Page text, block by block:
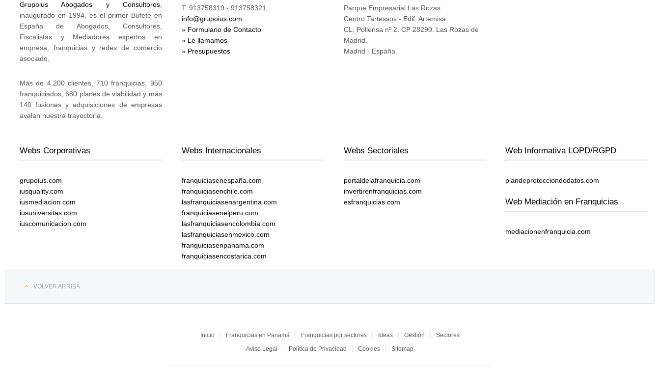
Grupoius Abogados y Consultores,
inaugurado en 1994, es el primer Bufete en
España de Abogados, Consultores,
Fiscalistas y Mediadores expertos en
empresa, franquicias y redes de comercio
asociado.
Más de 4.200 clientes, 710 franquicias, 950
franquiciados, 680 planes de viabilidad y más
140 fusiones y adquisiciones de empresas
avalan nuestra trayectoria.
T. 913758319 - 913758321.
info@grupoius.com
» Formulario de Contacto
» Le llamamos
» Presupuestos
Parque Empresarial Las Rozas
Centro Tartessos - Edif. Artemisa.
CL. Pollensa nº 2. CP 28290. Las Rozas de
Madrid.
Madrid - España.
Webs Corporativas
grupoius.com
iusquality.com
iusmediacion.com
iusuniversitas.com
iuscomunicacion.com
Webs Internacionales
franquiciasenespaña.com
franquiciasenchile.com
lasfranquiciasenargentina.com
franquiciasenelperu.com
lasfranquiciasencolombia.com
lasfranquiciasenmexico.com
franquiciasenpanama.com
franquiciasencostarica.com
Webs Sectoriales
portaldelafranquicia.com
invertirenfranquicias.com
esfranquicias.com
Web Informativa LOPD/RGPD
plandeprotecciondedatos.com
Web Mediación en Franquicias
mediacionenfranquicia.com
VOLVER ARRIBA
Inicio Franquicias en Panamá Franquicias por sectores Ideas Gestión
Sectores
Aviso Legal
Política de Privacidad Cookies Sitemap